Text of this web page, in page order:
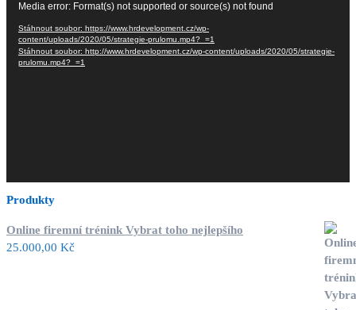
Media error: Format(s) not supported or source(s) not found
Stáhnout soubor: https://www.hrdevelopment.cz/wp-
content/uploads/2020/05/strategie-prulomu.mp4?_=1
Stáhnout soubor: http://www.hrdevelopment.cz/wp-content/uploads/2020/05/strategie-
prulomu.mp4?_=1
Produkty
Online firemní trénink Vybrat toho nejlepšího
25.000,00 Kč